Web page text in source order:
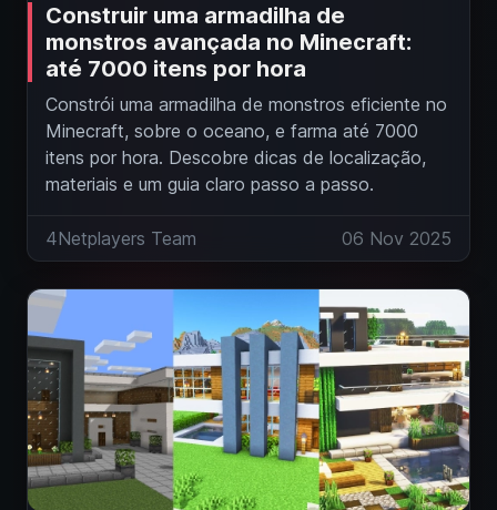
Construir uma armadilha de
monstros avançada no Minecraft:
até 7000 itens por hora
Constrói uma armadilha de monstros eficiente no
Minecraft, sobre o oceano, e farma até 7000
itens por hora. Descobre dicas de localização,
materiais e um guia claro passo a passo.
4Netplayers Team 06 Nov 2025